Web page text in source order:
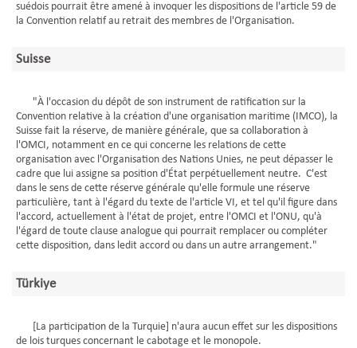
suédois pourrait être amené à invoquer les dispositions de l'article 59 de
la Convention relatif au retrait des membres de l'Organisation.
Suisse
"À l'occasion du dépôt de son instrument de ratification sur la
Convention relative à la création d'une organisation maritime (IMCO), la
Suisse fait la réserve, de manière générale, que sa collaboration à
l'OMCI, notamment en ce qui concerne les relations de cette
organisation avec l'Organisation des Nations Unies, ne peut dépasser le
cadre que lui assigne sa position d'État perpétuellement neutre. C'est
dans le sens de cette réserve générale qu'elle formule une réserve
particulière, tant à l'égard du texte de l'article VI, et tel qu'il figure dans
l'accord, actuellement à l'état de projet, entre l'OMCI et l'ONU, qu'à
l'égard de toute clause analogue qui pourrait remplacer ou compléter
cette disposition, dans ledit accord ou dans un autre arrangement."
Türkiye
[La participation de la Turquie] n'aura aucun effet sur les dispositions
de lois turques concernant le cabotage et le monopole.